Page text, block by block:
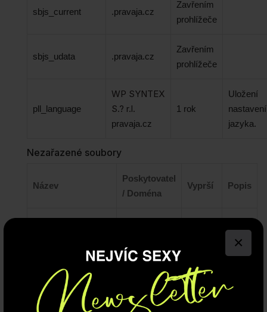
×
sbjs_current .pravaja.cz
Zavřením
prohlížeče
sbjs_udata .pravaja.cz
Zavřením
prohlížeče
pll_language
WP SYNTEX
S.? r.l.
pravaja.cz
1 rok
Uložení
nastavení
jazyka.
Nezařazené soubory
Název
Poskytovatel
/ Doména
Vyprší Popis
Předvolby souborů cookie můžete kdykoli změnit
kliknutím na tlačítko výše. To vám umožní znovu